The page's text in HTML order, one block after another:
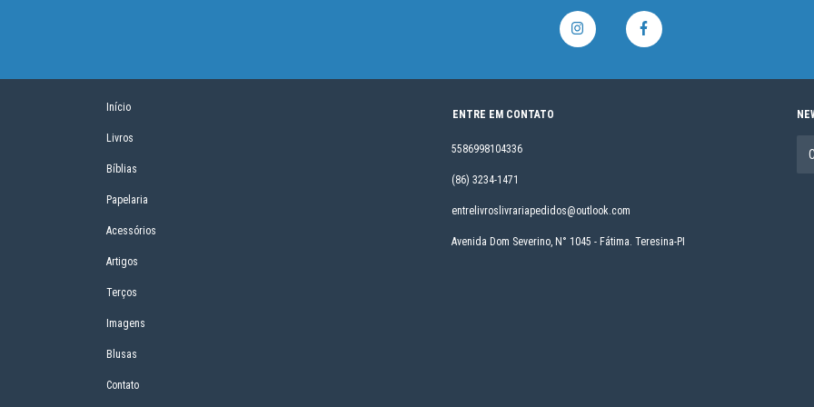
Início
Livros
Bíblias
Papelaria
Acessórios
Artigos
Terços
Imagens
Blusas
Contato
ENTRE EM CONTATO
5586998104336
(86) 3234-1471
entrelivroslivrariapedidos@outlook.com
Avenida Dom Severino, N° 1045 - Fátima. Teresina-PI